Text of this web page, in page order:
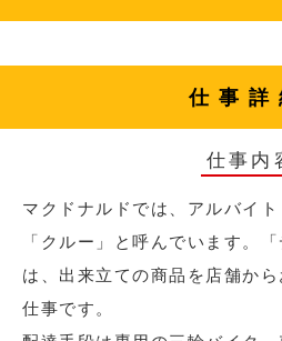
仕事詳
仕事内
マクドナルドでは、アルバイ
「クルー」と呼んでいます。
は、出来立ての商品を店舗か
仕事です。